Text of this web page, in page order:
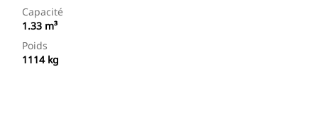
Capacité
1.33 m³
Poids
1114 kg